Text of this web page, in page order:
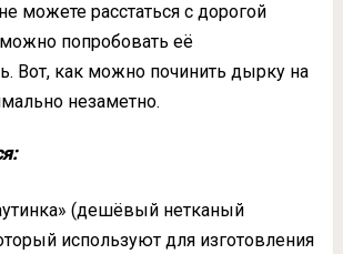
можете расстаться с дорогой
попробовать её
Вот, как можно починить дырку на
незаметно.
(дешёвый нетканый
используют для изготовления